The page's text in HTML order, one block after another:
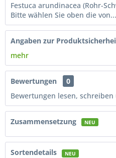
Festuca arundinacea (Rohr-
Bitte wählen Sie oben die von...
Angaben zur
mehr
Bewertungen
0
Bewertungen lesen,
Zusammensetzung NEU
Sortendetails NEU